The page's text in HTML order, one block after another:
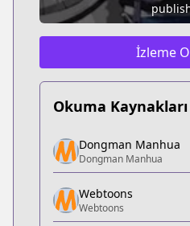
İzleme
Okuma Kaynakları
Dongman Manhua
Dongman Manhua
https://
Webtoons
Webtoons
Dongman Manhua
Dongman Manhua
Webtoons
Webtoons